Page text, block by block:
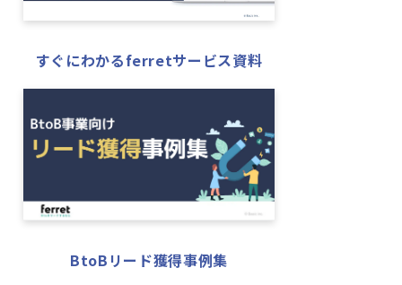
すぐにわかるferretサービス資料
BtoBリード獲得事例集